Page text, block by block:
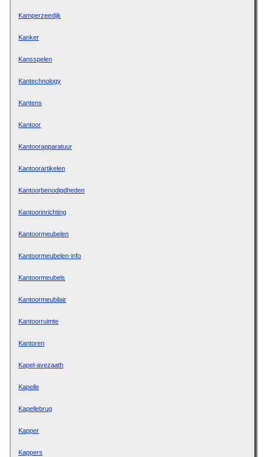
Kamperzeedijk
Kanker
Kansspelen
Kantechnology
Kantens
Kantoor
Kantoorapparatuur
Kantoorartikelen
Kantoorbenodigdheden
Kantoorinrichting
Kantoormeubelen
Kantoormeubelen-info
Kantoormeubels
Kantoormeubilair
Kantoorruimte
Kantoren
Kapel-avezaath
Kapelle
Kapellebrug
Kapper
Kappers